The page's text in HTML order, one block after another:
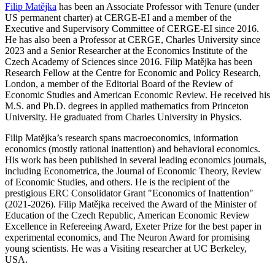
Filip Matějka has been an Associate Professor with Tenure (under
US permanent charter) at CERGE-EI and a member of the
Executive and Supervisory Committee of CERGE-EI since 2016.
He has also been a Professor at CERGE, Charles University since
2023 and a Senior Researcher at the Economics Institute of the
Czech Academy of Sciences since 2016. Filip Matějka has been
Research Fellow at the Centre for Economic and Policy Research,
London, a member of the Editorial Board of the Review of
Economic Studies and American Economic Review. He received his
M.S. and Ph.D. degrees in applied mathematics from Princeton
University. He graduated from Charles University in Physics.
Filip Matějka’s research spans macroeconomics, information
economics (mostly rational inattention) and behavioral economics.
His work has been published in several leading economics journals,
including Econometrica, the Journal of Economic Theory, Review
of Economic Studies, and others. He is the recipient of the
prestigious ERC Consolidator Grant "Economics of Inattention"
(2021-2026). Filip Matějka received the Award of the Minister of
Education of the Czech Republic, American Economic Review
Excellence in Refereeing Award, Exeter Prize for the best paper in
experimental economics, and The Neuron Award for promising
young scientists. He was a Visiting researcher at UC Berkeley,
USA.